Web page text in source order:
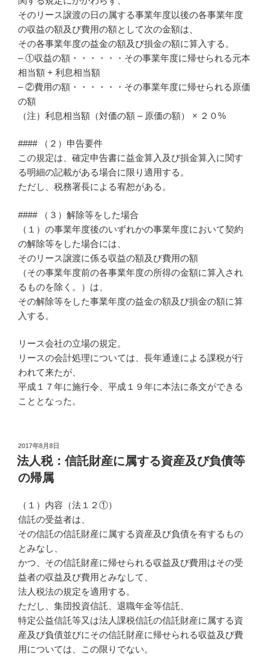
そのリース譲渡の日の属する事業年度以後の各事業年度
の収益の額及び費用の額として次の金額は、
その各事業年度の益金の額及び損金の額に算入する。
– ①収益の額・・・・・・その事業年度に帰せられる元本
相当額 + 利息相当額
– ②費用の額・・・・・・その事業年度に帰せられる原価
の額
（注）利息相当額（対価の額 – 原価の額） × ２０%
#### （２）申告要件
この規定は、確定申告書に益金算入及び損金算入に関す
る明細の記載がある場合に限り適用する。
ただし、税務署長による宥恕がある。
#### （３）解除等をした場合
（１）の事業年度後のいずれかの事業年度において契約
の解除等をした場合には、
そのリース譲渡に係る収益の額及び費用の額
（その事業年度前の各事業年度の所得の金額に算入され
るものを除く。）は、
その解除等をした事業年度の益金の額及び損金の額に算
入する。
リース会社の立場の規定。
リースの会計処理については、長年通達による課税が行
われて来たが、
平成１７年に施行令、平成１９年に本法に条文ができる
こととなった。
投
稿
日:
2017年8月8日
法人税：信託財産に属する資産及び負債等
の帰属
（１）内容（法１２①）
信託の受益者は、
その信託の信託財産に属する資産及び負債を有するもの
とみなし、
かつ、その信託財産に帰せられる収益及び費用はその受
益者の収益及び費用とみなして、
法人税法の規定を適用する。
ただし、集団投資信託、退職年金等信託、
特定公益信託等又は法人課税信託の信託財産に属する資
産及び負債並びにその信託財産に帰せられる収益及び費
用については、この限りでない。